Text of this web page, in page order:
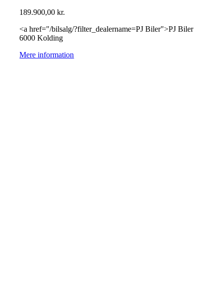
189.900,00kr.
<a href="/bilsalg/?filter_dealername=PJ Biler">PJ Biler
6000 Kolding
Mere information